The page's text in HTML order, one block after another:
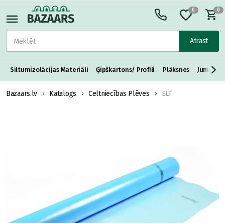
Atrast
0 0
Siltumizolācijas Materiāli Ģipškartons/ Profili Plāksnes Jumta
Bazaars.lv Katalogs Celtniecības Plēves ELT